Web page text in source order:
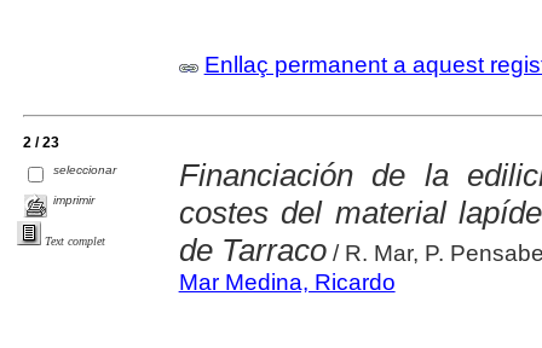
Enllaç permanent a aquest
2 / 23
seleccionar
imprimir
Text complet
Financiación de la
costes del material
de Tarraco/ R. Mar, P.
Mar Medina, Ricardo